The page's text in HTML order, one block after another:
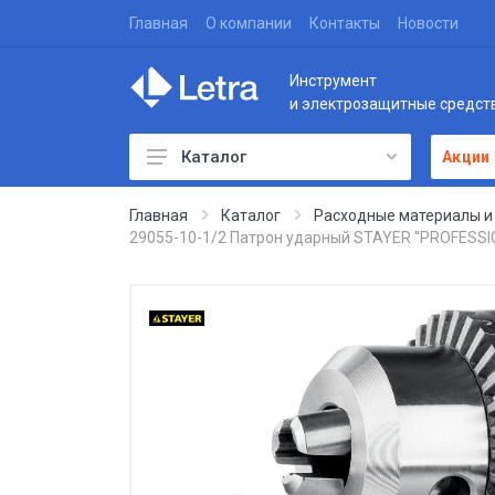
Главная О компании Контакты Новости
Инструмент
и электрозащитные
Каталог Акции
Главная Каталог
Расходные материалы и
29055-10-1/2 Патрон ударный STAYER